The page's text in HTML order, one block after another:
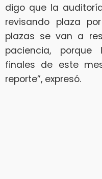
digo que la
revisando plaza
plazas se van a
paciencia,
finales de este
reporte”, expresó.